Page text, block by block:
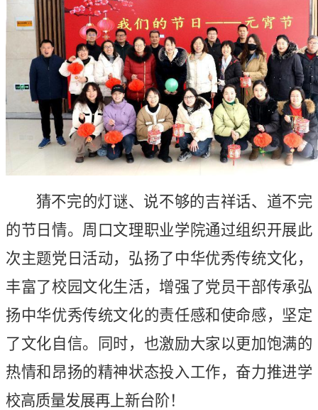
猜不完的灯谜、说不够的吉祥话、道不完
的节日情。周口文理职业学院通过组织开展此
次主题党日活动，弘扬了中华优秀传统文化，
丰富了校园文化生活，增强了党员干部传承弘
扬中华优秀传统文化的责任感和使命感，坚定
了文化自信。同时，也激励大家以更加饱满的
热情和昂扬的精神状态投入工作，奋力推进学
校高质量发展再上新台阶！